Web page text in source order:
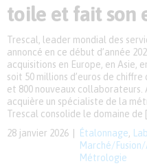
toile et fait son
28 janvier 2026 Étalonnage
Marché/
Métrologie
Trescal, leader mondial des
annoncé en ce début d’année
acquisitions en Europe, en Asie,
soit 50 millions d’euros de
et 800 nouveaux collaborateurs.
acquière un spécialiste de la
Trescal consolide le domaine de